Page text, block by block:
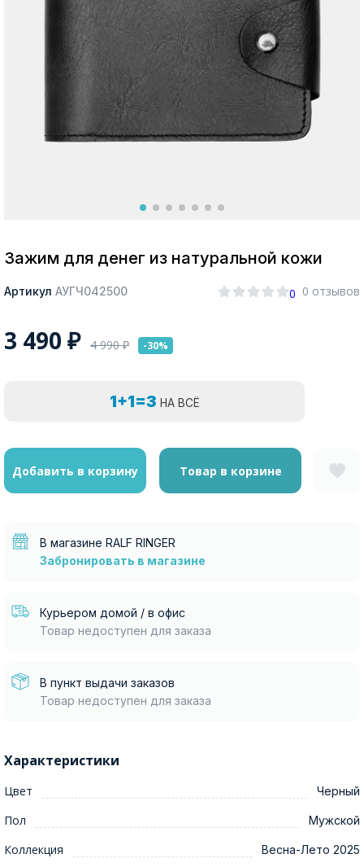
Москва
Зажим для денег из натуральной кожи
Артикул АУГЧ042500 0 0 отзывов
3 490 ₽ 4 990₽ -30%
1+1=3 НА ВСЁ
Добавить в корзину Товар в корзине
В магазине RALF RINGER
Забронировать в магазине
Курьером домой / в офис
Товар недоступен для заказа
В пункт выдачи заказов
Товар недоступен для заказа
Характеристики
Цвет Черный
Пол Мужской
Коллекция Весна-Лето 2025